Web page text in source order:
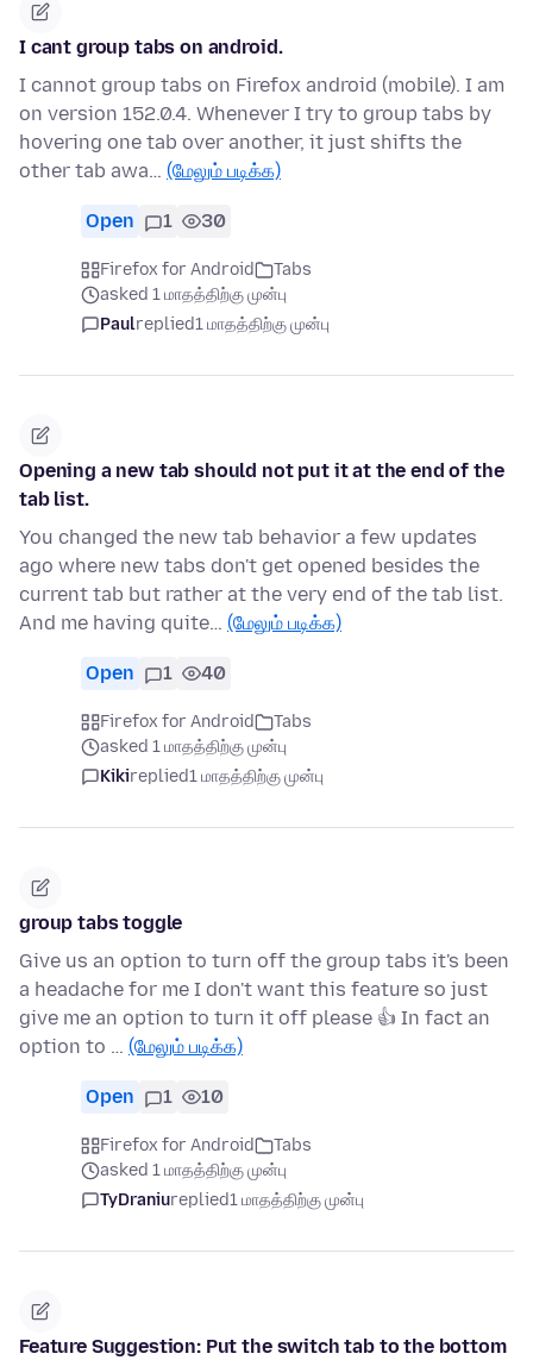
I cant group tabs on android.
I cannot group tabs on Firefox android (mobile). I am
on version 152.0.4. Whenever I try to group tabs by
hovering one tab over another, it just shifts the
other tab awa… (மேலும் படிக்க)
Open 1 30
Firefox for Android
Tabs
asked 1 மாதத்திற்கு முன்பு
Paulreplied1 மாதத்திற்கு முன்பு
Opening a new tab should not put it at the end of the
tab list.
You changed the new tab behavior a few updates
ago where new tabs don't get opened besides the
current tab but rather at the very end of the tab list.
And me having quite… (மேலும் படிக்க)
Open 1 40
Firefox for Android
Tabs
asked 1 மாதத்திற்கு முன்பு
Kikireplied1 மாதத்திற்கு முன்பு
group tabs toggle
Give us an option to turn off the group tabs it's been
a headache for me I don't want this feature so just
give me an option to turn it off please 👍 In fact an
option to … (மேலும் படிக்க)
Open 1 10
Firefox for Android
Tabs
asked 1 மாதத்திற்கு முன்பு
TyDraniureplied1 மாதத்திற்கு முன்பு
Feature Suggestion: Put the switch tab to the bottom